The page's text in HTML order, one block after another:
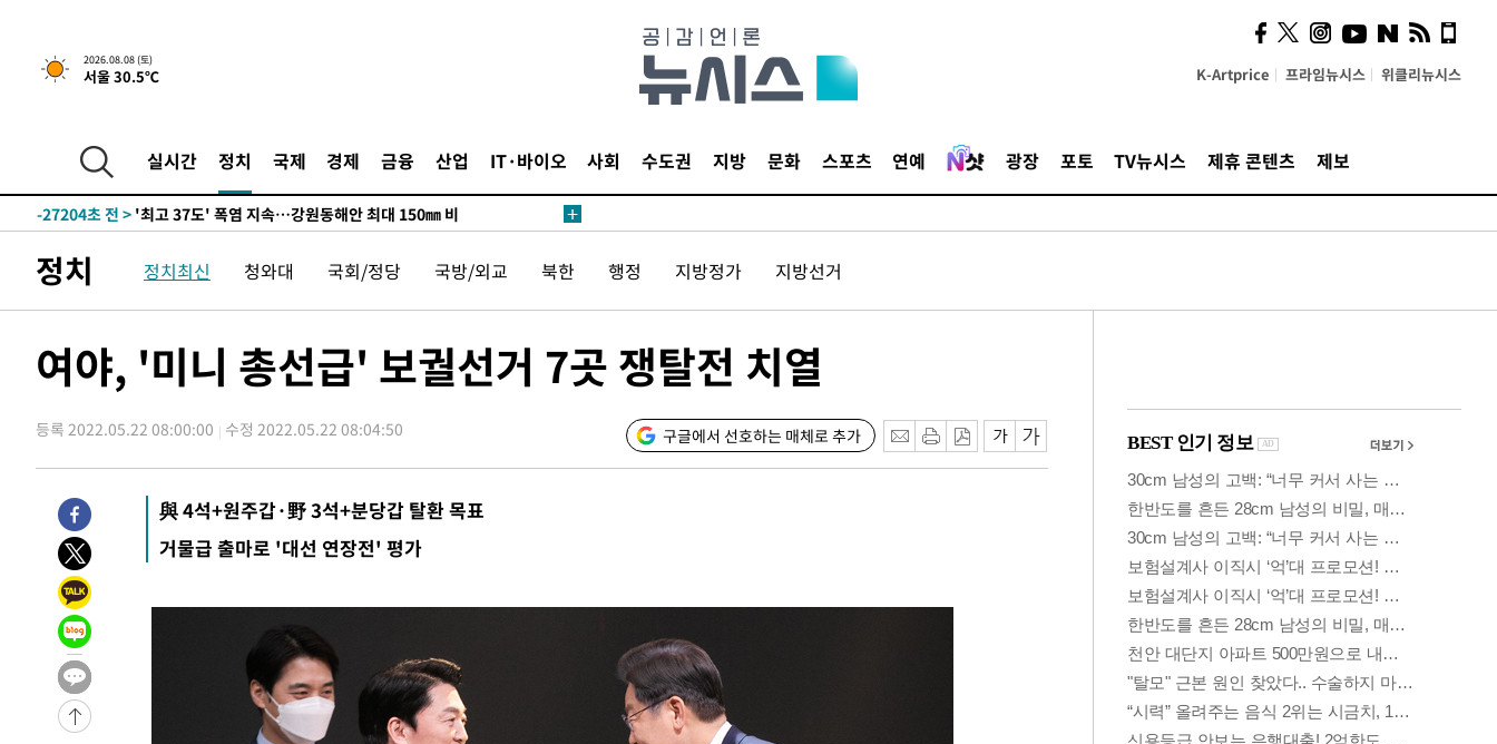
2026.08.08 (토)
서울 30.5℃ K-Artprice 프라임뉴시스 위클리뉴시스
실시간 정치 국제 경제 금융 산업 IT·바이오 사회 수도권 지방 문화 스포츠 연예 광장 포토 TV뉴시스 제휴 콘텐츠 제보
-20350초 전 >
-27204초 전 > '최고 37도' 폭염 지속…강원동해안 최대 150㎜ 비
-27224초 전 >
'최고 37도' 폭염 지속…강원동해안 최대 150㎜ 비
-20350초 전 >[속보]뉴욕증시 상승 마감…S&P 0.6% 나스닥 1.3%↑
정치 정치최신 청와대 국회/정당 국방/외교 북한 행정 지방정가 지방선거
여야, '미니 총선급' 보궐선거 7곳 쟁탈전 치열
등록 2022.05.22 08:00:00 수정 2022.05.22 08:04:50 구글에서 선호하는 매체로 추가
與 4석+원주갑·野 3석+분당갑 탈환 목표
거물급 출마로 '대선 연장전' 평가
시, 스마트폰 액세서리에
NFC 더했다